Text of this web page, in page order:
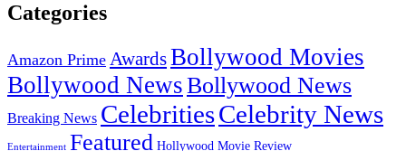
Categories
Amazon Prime AwardsBollywood Movies
Bollywood NewsBollywood News
Breaking News CelebritiesCelebrity News
Entertainment Featured Hollywood Movie Review